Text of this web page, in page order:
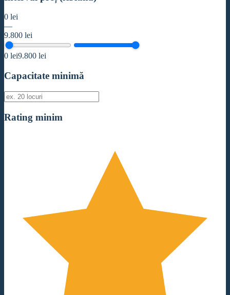
0 lei
—
9.800 lei
0 lei9.800 lei
Capacitate minimă
Rating minim